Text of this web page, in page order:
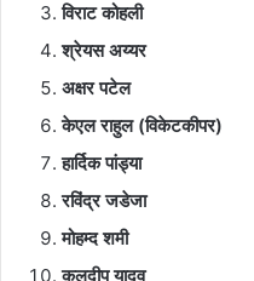
विराट कोहली
श्रेयस अय्यर
अक्षर पटेल
केएल राहुल (विकेटकीपर)
हार्दिक पांड्या
रविंद्र जडेजा
मोहम्द शमी
कुलदीप यादव